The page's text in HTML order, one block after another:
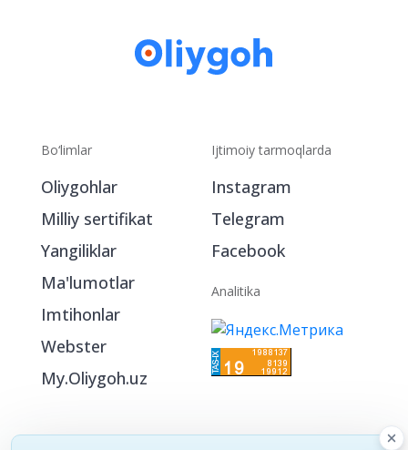
Bo‘limlar
Oliygohlar
Milliy sertifikat
Yangiliklar
Ma'lumotlar
Imtihonlar
Webster
My.Oliygoh.uz
Ijtimoiy tarmoqlarda
Instagram
Telegram
Facebook
Analitika